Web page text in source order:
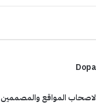
لاصحاب المواقع والمصممين